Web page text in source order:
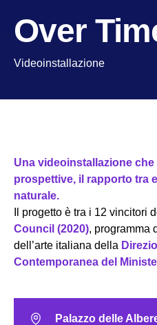
Over
Videoinstallazione
Una videoinstallazione
prospettive, il rapporto tra
naturale.
Il progetto è tra i 12 vincitori
Council (2020), programma
dell’arte italiana della
Contemporanea del
Palazzo delle